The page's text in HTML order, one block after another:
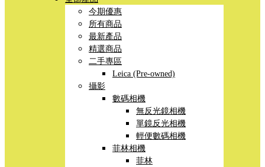
今期優惠
所有商品
最新產品
精選商品
二手專區
Leica (Pre-owned)
攝影
數碼相機
無反光鏡相機
單鏡反光相機
輕便數碼相機
菲林相機
菲林